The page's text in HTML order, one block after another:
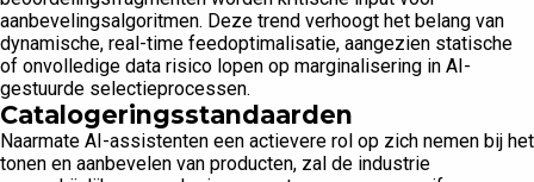
aanbevelingsalgoritmen. Deze trend verhoogt het belang van
dynamische, real-time feedoptimalisatie, aangezien statische
of onvolledige data risico lopen op marginalisering in AI-
gestuurde selectieprocessen.
Catalogeringsstandaarden
Naarmate AI-assistenten een actievere rol op zich nemen bij het
tonen en aanbevelen van producten, zal de industrie